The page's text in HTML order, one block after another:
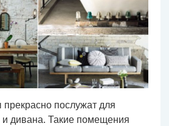
послужат для
и дивана. Такие помещения